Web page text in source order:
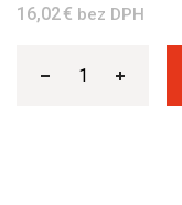
16,02 € bez DPH